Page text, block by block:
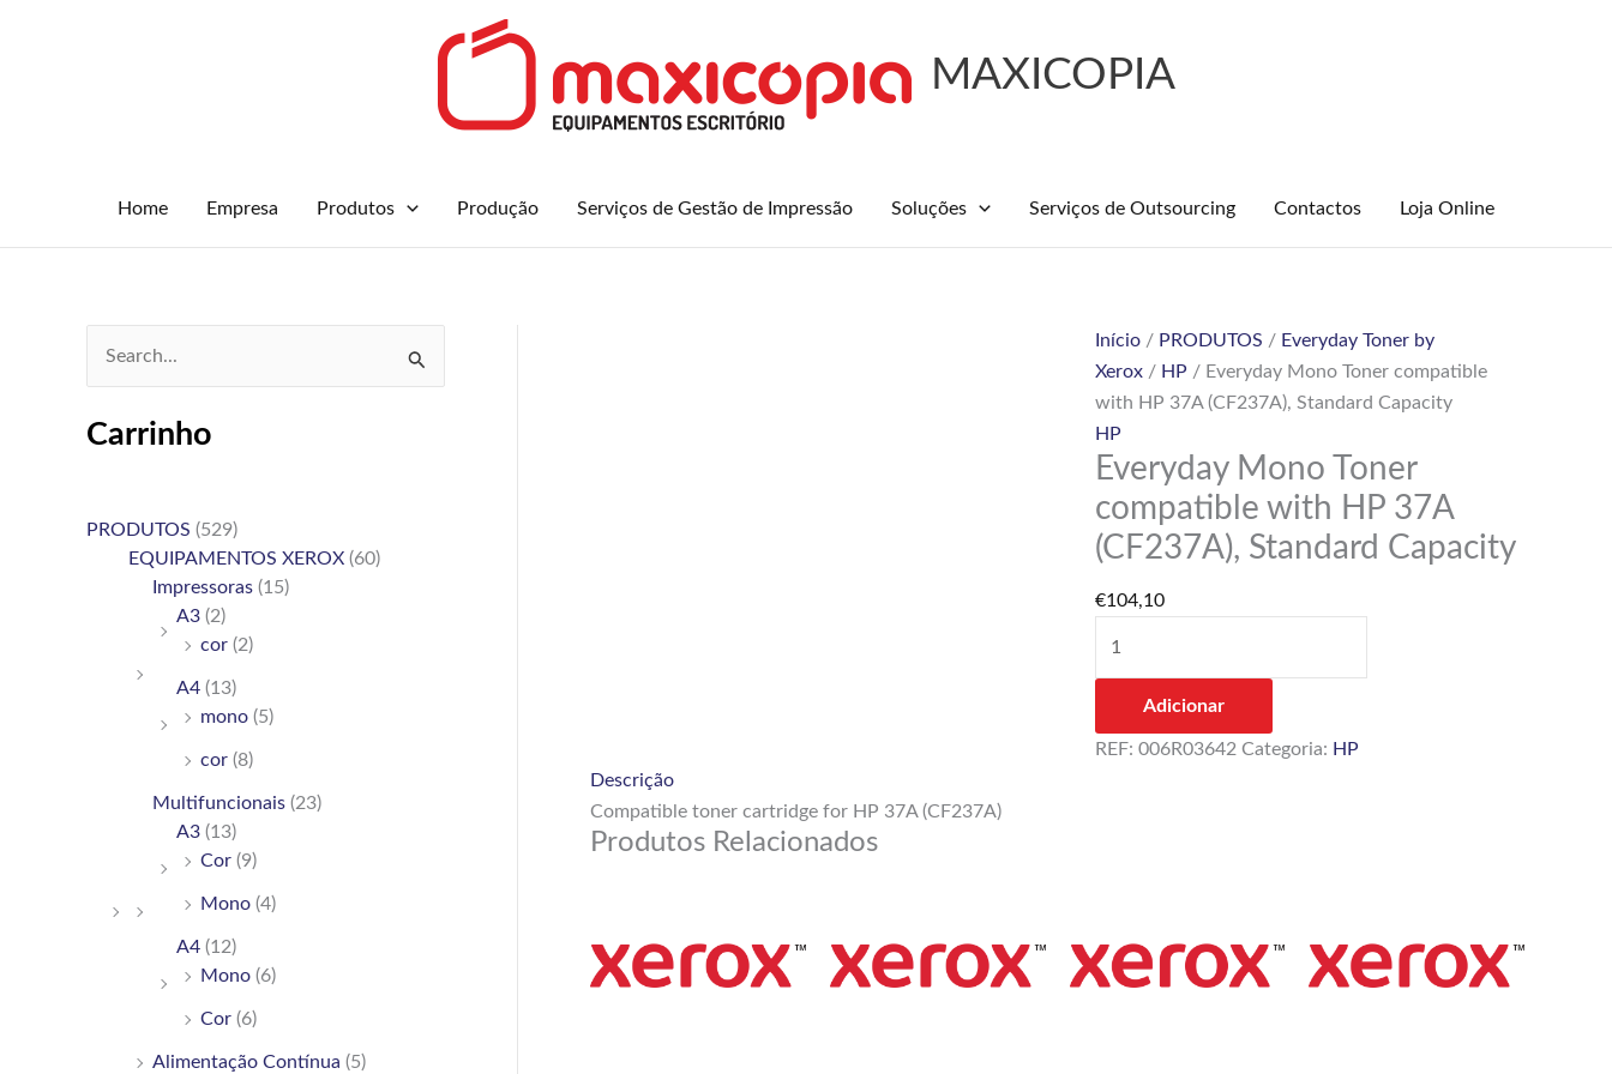
MAXICOPIA
Home Empresa Produtos Produção Serviços de Gestão de Impressão Soluções Serviços de Outsourcing Contactos Loja Online
a
Carrinho
PRODUTOS (529)
EQUIPAMENTOS XEROX (60)
Impressoras (15)
A3 (2)
cor (2)
A4 (13)
mono (5)
cor (8)
Multifuncionais (23)
A3 (13)
Cor (9)
Mono (4)
A4 (12)
Mono (6)
Cor (6)
Alimentação Contínua (5)
Início/ PRODUTOS / Everyday Toner by
Xerox/ HP / Everyday Mono Toner compatible
with HP 37A (CF237A), Standard Capacity
HP
Everyday Mono Toner
compatible with HP 37A
(CF237A), Standard Capacity
€104,10
Quantidade
de
Everyday
Mono
Toner
HP
(CF237A),
Standard
Capacity
Adicionar
REF: 006R03642 Categoria: HP
Descrição
Compatible toner cartridge for HP 37A (CF237A)
Produtos Relacionados